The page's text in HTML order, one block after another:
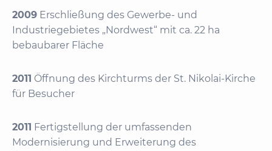
2009 Erschließung des Gewerbe- und
Industriegebietes „Nordwest“ mit ca. 22 ha
bebaubarer Fläche
2011 Öffnung des Kirchturms der St. Nikolai-Kirche
für Besucher
2011 Fertigstellung der umfassenden
Modernisierung und Erweiterung des